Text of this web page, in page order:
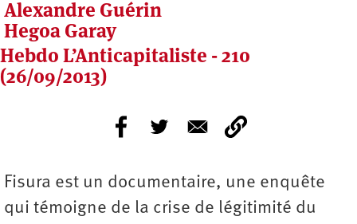
Alexandre Guérin
Hegoa Garay
Hebdo L’Anticapitaliste - 210
(26/09/2013)
Fisura est un documentaire, une enquête
qui témoigne de la crise de légitimité du